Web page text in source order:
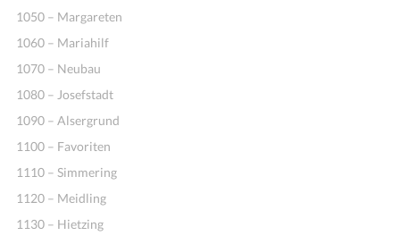
1050 – Margareten
1060 – Mariahilf
1070 – Neubau
1080 – Josefstadt
1090 – Alsergrund
1100 – Favoriten
1110 – Simmering
1120 – Meidling
1130 – Hietzing